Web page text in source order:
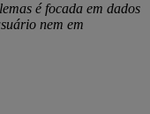
é focada em dados
nem em